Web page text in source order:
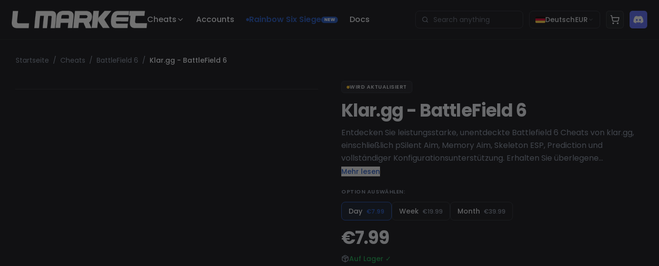
Cheats Accounts Rainbow Six Siege NEW Docs DeutschEUR
Startseite / Cheats / BattleField 6 / Klar.gg - BattleField 6
WIRD AKTUALISIERT
Klar.gg - BattleField 6
Entdecken Sie leistungsstarke, unentdeckte Battlefield 6 Cheats von klar.gg,
einschließlich pSilent Aim, Memory Aim, Skeleton ESP, Prediction und
vollständiger Konfigurationsunterstützung. Erhalten Sie überlegene
Genauigkeit, Kartenbewusstsein und Schutz mit dem enthaltenen HWID
Mehr lesen
OPTION AUSWÄHLEN:
Day €7.99 Week €19.99 Month €39.99
€7.99
Auf Lager ✓